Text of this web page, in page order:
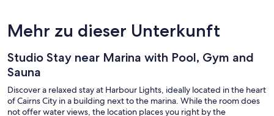
Mehr zu dieser Unterkunft
Studio Stay near Marina with Pool, Gym and
Sauna
Discover a relaxed stay at Harbour Lights, ideally located in the heart
of Cairns City in a building next to the marina. While the room does
not offer water views, the location places you right by the